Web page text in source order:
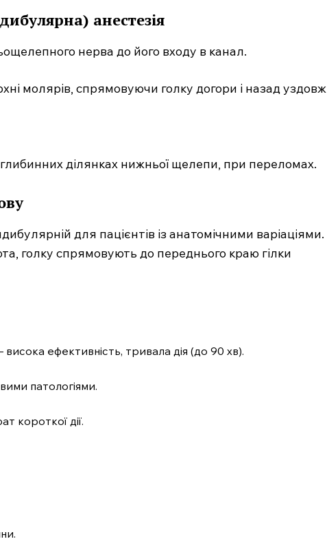
анестезія
нерва до його входу в канал.
молярів, спрямовуючи голку догори і назад уздовж
глибинних ділянках нижньої щелепи, при переломах.
для пацієнтів із анатомічними варіаціями.
голку спрямовують до переднього краю гілки
ефективність, тривала дія (до 90 хв).
патологіями.
короткої дії.